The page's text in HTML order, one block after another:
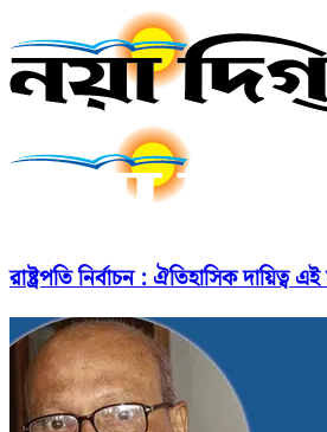
রাষ্ট্রপতি নির্বাচন : ঐতিহাসিক দায়িত্ব